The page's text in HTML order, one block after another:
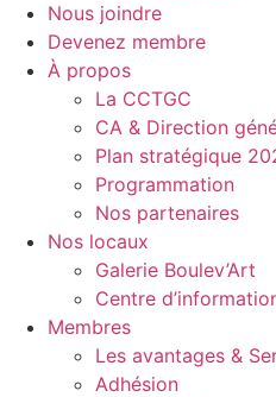
Nous joindre
Devenez membre
À propos
La CCTGC
CA & Direction
Plan stratégique
Programmation
Nos partenaires
Nos locaux
Galerie Boulev’Art
Centre
Membres
Les avantages &
Adhésion